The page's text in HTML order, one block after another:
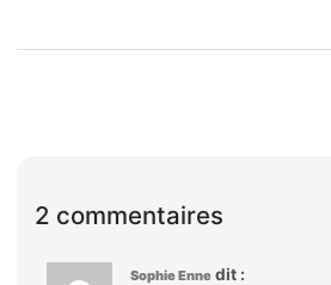
2 commentaires
Sophie Enne dit :